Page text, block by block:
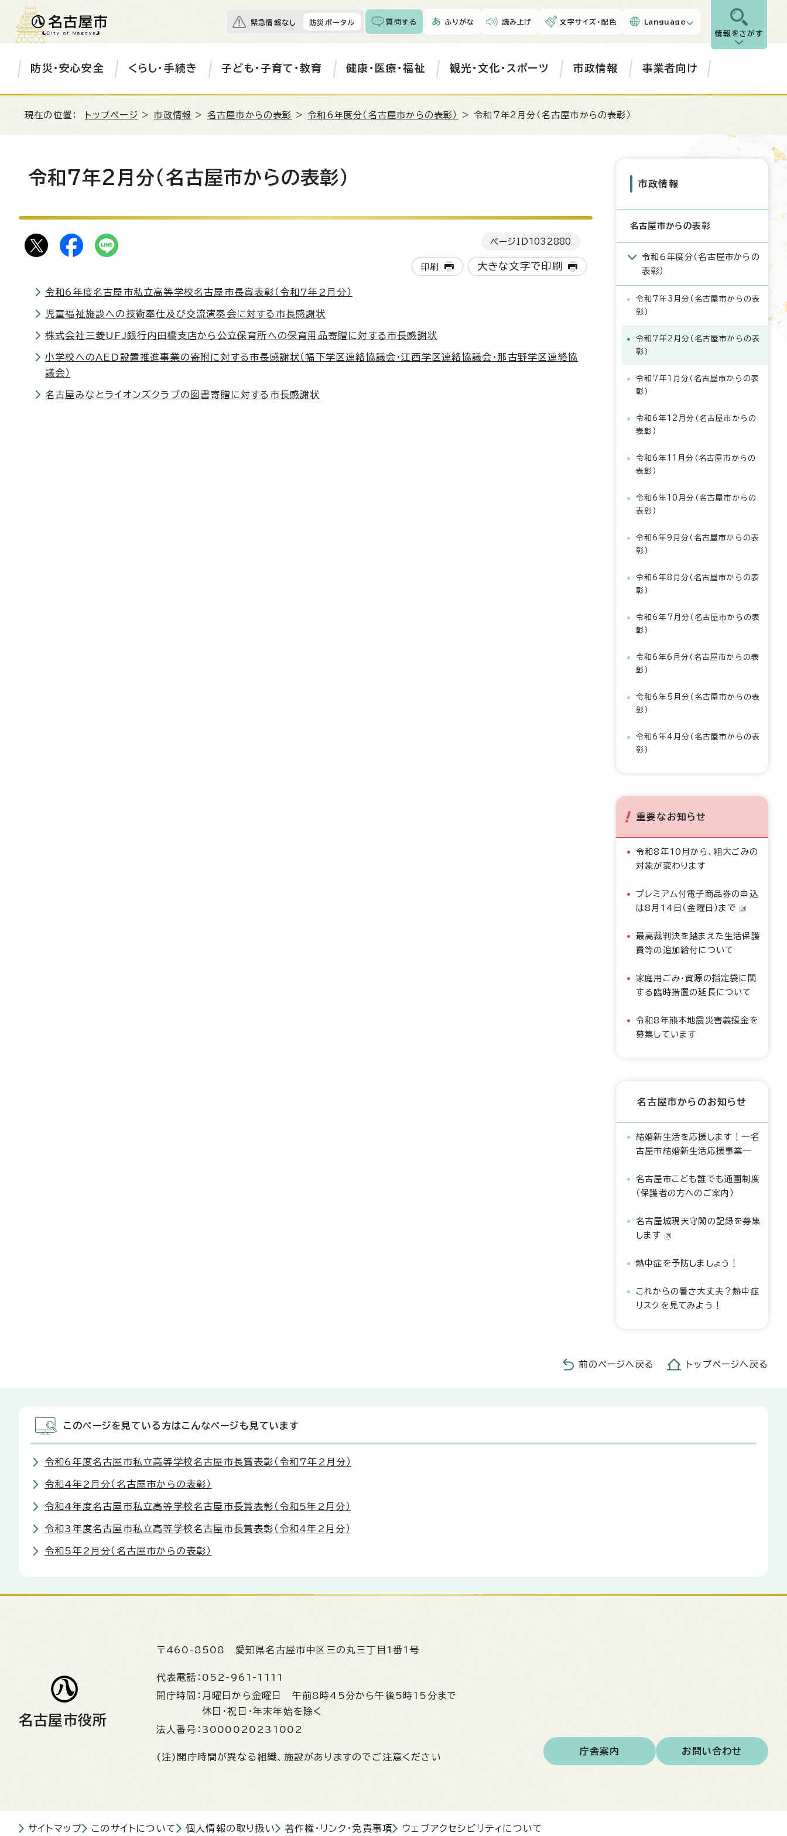
緊急情報なし 防災ポータル 質問する ふりがな 読み上げ 文字サイズ・配色 Language
情報をさがす
防災・安心安全 くらし・手続き 子ども・子育て・教育 健康・医療・福祉 観光・文化・スポーツ 市政情報 事業者向け
現在の位置： トップページ >市政情報 > 名古屋市からの表彰 >令和6年度分（名古屋市からの表彰） > 令和7年2月分（名古屋市からの表彰）
令和7年2月分（名古屋市からの表彰）
ページID 1032880
印刷 大きな文字で印刷
令和6年度名古屋市私立高等学校名古屋市長賞表彰（令和7年2月分）
児童福祉施設への技術奉仕及び交流演奏会に対する市長感謝状
株式会社三菱UFJ銀行内田橋支店から公立保育所への保育用品寄贈に対する市長感謝状
小学校へのAED設置推進事業の寄附に対する市長感謝状（幅下学区連絡協議会・江西学区連絡協議会・那古野学区連絡協
議会）
名古屋みなとライオンズクラブの図書寄贈に対する市長感謝状
市政情報
名古屋市からの表彰
令和6年度分（名古屋市からの
表彰）
令和7年3月分（名古屋市からの表
彰）
令和7年2月分（名古屋市からの表
彰）
令和7年1月分（名古屋市からの表
彰）
令和6年12月分（名古屋市からの
表彰）
令和6年11月分（名古屋市からの
表彰）
令和6年10月分（名古屋市からの
表彰）
令和6年9月分（名古屋市からの表
彰）
令和6年8月分（名古屋市からの表
彰）
令和6年7月分（名古屋市からの表
彰）
令和6年6月分（名古屋市からの表
彰）
令和6年5月分（名古屋市からの表
彰）
令和6年4月分（名古屋市からの表
彰）
重要なお知らせ
令和8年10月から、粗大ごみの
対象が変わります
プレミアム付電子商品券の申込
は8月14日（金曜日）まで
最高裁判決を踏まえた生活保護
費等の追加給付について
家庭用ごみ・資源の指定袋に関
する臨時措置の延長について
令和8年熊本地震災害義援金を
募集しています
名古屋市からのお知らせ
結婚新生活を応援します！―名
古屋市結婚新生活応援事業―
名古屋市こども誰でも通園制度
（保護者の方へのご案内）
名古屋城現天守閣の記録を募集
します
熱中症を予防しましょう！
これからの暑さ大丈夫？熱中症
リスクを見てみよう！
前のページへ戻る トップページへ戻る
このページを見ている方はこんなページも見ています
令和6年度名古屋市私立高等学校名古屋市長賞表彰（令和7年2月分）
令和4年2月分（名古屋市からの表彰）
令和4年度名古屋市私立高等学校名古屋市長賞表彰（令和5年2月分）
令和3年度名古屋市私立高等学校名古屋市長賞表彰（令和4年2月分）
令和5年2月分（名古屋市からの表彰）
名古屋市役所
〒460-8508 愛知県名古屋市中区三の丸三丁目1番1号
代表電話： 052-961-1111
開庁時間： 月曜日から金曜日 午前8時45分から午後5時15分まで
休日・祝日・年末年始を除く
法人番号： 3000020231002
(注)開庁時間が異なる組織、施設がありますのでご注意ください
庁舎案内 お問い合わせ
サイトマップ このサイトについて 個人情報の取り扱い 著作権・リンク・免責事項 ウェブアクセシビリティについて